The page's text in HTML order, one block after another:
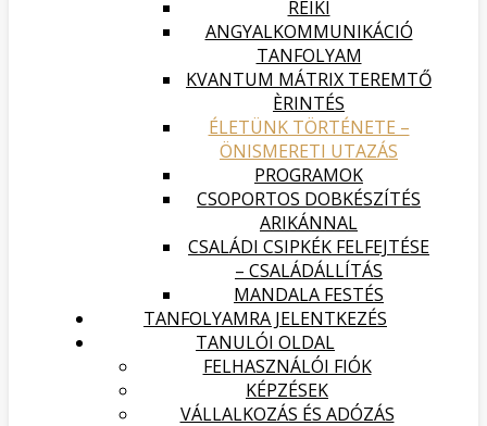
REIKI
ANGYALKOMMUNIKÁCIÓ
TANFOLYAM
KVANTUM MÁTRIX TEREMTŐ
ÈRINTÉS
ÉLETÜNK TÖRTÉNETE –
ÖNISMERETI UTAZÁS
PROGRAMOK
CSOPORTOS DOBKÉSZÍTÉS
ARIKÁNNAL
CSALÁDI CSIPKÉK FELFEJTÉSE
– CSALÁDÁLLÍTÁS
MANDALA FESTÉS
TANFOLYAMRA JELENTKEZÉS
TANULÓI OLDAL
FELHASZNÁLÓI FIÓK
KÉPZÉSEK
VÁLLALKOZÁS ÉS ADÓZÁS